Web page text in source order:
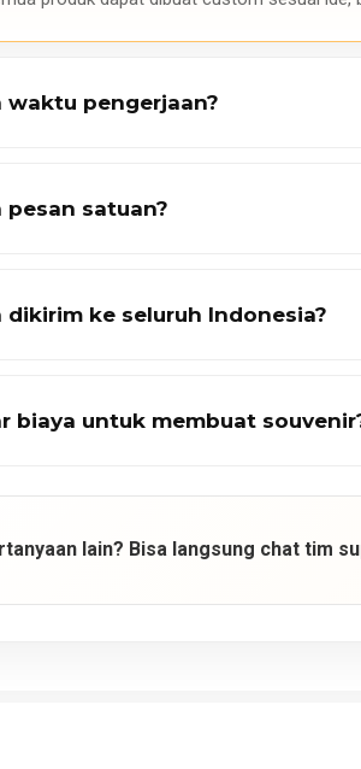
waktu pengerjaan?
pesan satuan?
dikirim ke seluruh Indonesia?
biaya untuk membuat
lain? Bisa langsung chat tim